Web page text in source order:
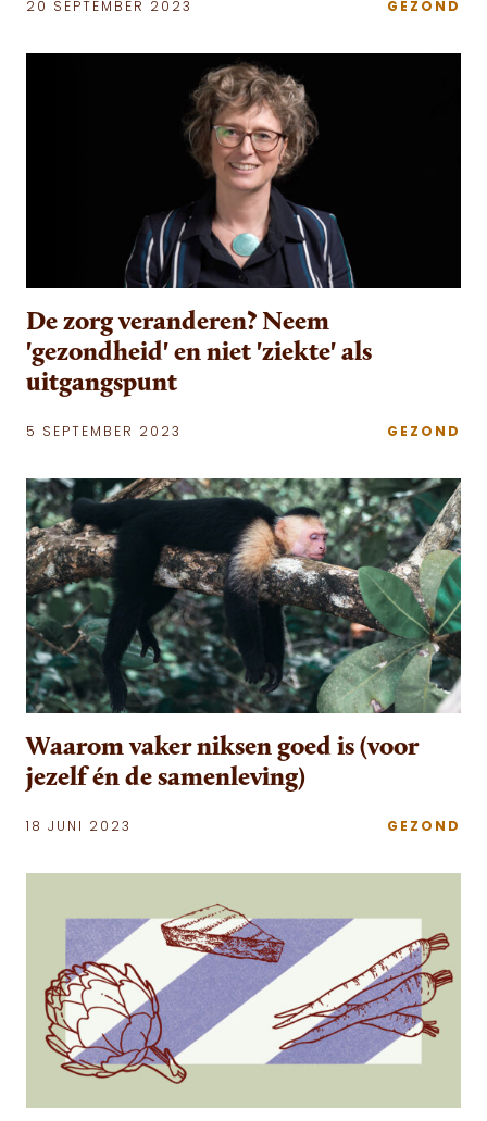
20 SEPTEMBER 2023 GEZOND
De zorg veranderen? Neem
'gezondheid' en niet 'ziekte' als
uitgangspunt
5 SEPTEMBER 2023 GEZOND
Waarom vaker niksen goed is (voor
jezelf én de samenleving)
18 JUNI 2023 GEZOND